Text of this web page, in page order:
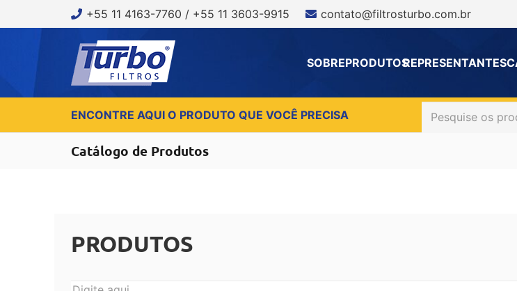
+55 11 4163-7760 / +55 11 3603-9915 contato@filtrosturbo.com.br
SOBREPRODUTOSREPRESENTANTES
ENCONTRE AQUI O PRODUTO QUE VOCÊ PRECISA
Catálogo de Produtos
PRODUTOS